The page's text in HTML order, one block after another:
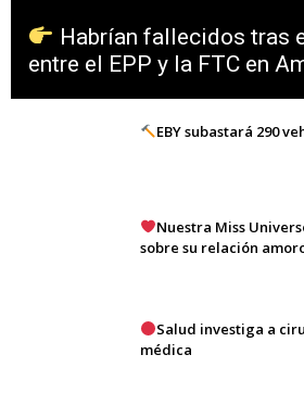
Habrían fallecidos tras
entre el EPP y la FTC en
EBY subastará 290
Nuestra Miss
sobre su relación
Salud investiga a
médica